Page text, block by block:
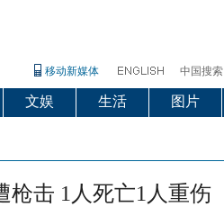
移动新媒体 中国搜索
文娱 生活 图片
枪击 1人死亡1人重伤